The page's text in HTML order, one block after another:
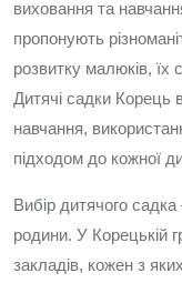
виховання та
пропонують
розвитку малюків, їх
Дитячі садки Корець
навчання,
підходом до кожної
Вибір дитячого
родини. У Корецькій
закладів, кожен з